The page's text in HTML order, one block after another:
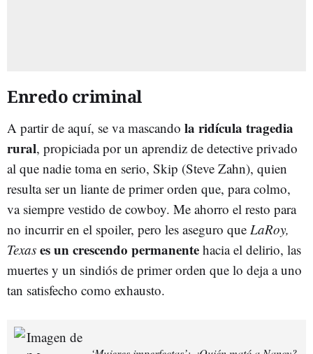
Enredo criminal
A partir de aquí, se va mascando la ridícula tragedia
rural, propiciada por un aprendiz de detective privado
al que nadie toma en serio, Skip (Steve Zahn), quien
resulta ser un liante de primer orden que, para colmo,
va siempre vestido de cowboy. Me ahorro el resto para
no incurrir en el spoiler, pero les aseguro que LaRoy,
Texas es un crescendo permanente hacia el delirio, las
muertes y un sindiós de primer orden que lo deja a uno
tan satisfecho como exhausto.